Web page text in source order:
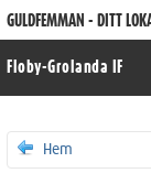
GULDFEMMAN - DITT
Floby-Grolanda IF
Hem